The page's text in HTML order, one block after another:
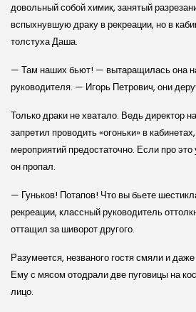
довольный собой химик, занятый
вспыхнувшую драку в рекреации, но в
толстуха Даша.
— Там наших бьют! — вытаращилась она
руководителя. — Игорь Петрович, они
Только драки не хватало. Ведь директор
запретил проводить «огоньки» в
мероприятий предостаточно. Если про
он пропал.
— Гуньков! Потапов! Что вы бьете
рекреации, классный руководитель
оттащил за шиворот другого.
Разумеется, незваного гостя смяли и
Ему с мясом отодрали две пуговицы на
лицо.